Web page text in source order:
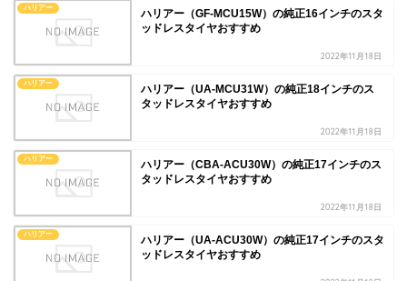
ハリアー
ハリアー（GF-MCU15W）の純正16インチのスタ
ッドレスタイヤおすすめ
2022年11月18日
ハリアー
ハリアー（UA-MCU31W）の純正18インチのス
タッドレスタイヤおすすめ
2022年11月18日
ハリアー
ハリアー（CBA-ACU30W）の純正17インチのス
タッドレスタイヤおすすめ
2022年11月18日
ハリアー
ハリアー（UA-ACU30W）の純正17インチのスタ
ッドレスタイヤおすすめ